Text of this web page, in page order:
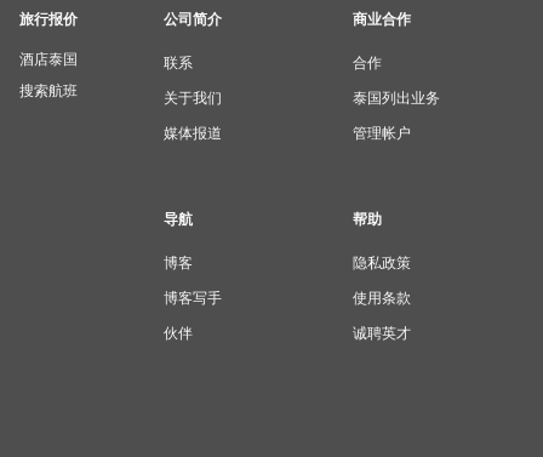
旅行报价
酒店泰国
搜索航班
公司简介
联系
关于我们
媒体报道
商业合作
合作
泰国列出业务
管理帐户
导航
博客
博客写手
伙伴
帮助
隐私政策
使用条款
诚聘英才